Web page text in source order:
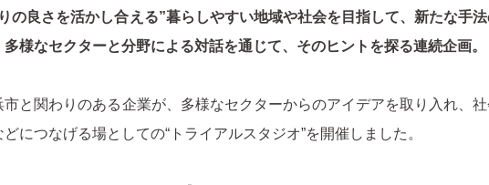
の良さを活かし合える”暮らしやすい地域や社会を目指して、新たな手
様なセクターと分野による対話を通じて、そのヒントを探る連続企画。
市と関わりのある企業が、多様なセクターからのアイデアを取り入れ、
につなげる場としての“トライアルスタジオ”を開催しました。